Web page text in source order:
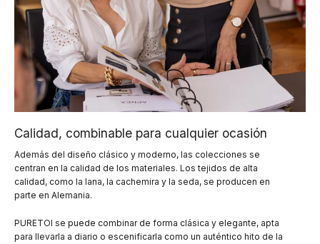
Calidad, combinable para cualquier ocasión
Además del diseño clásico y moderno, las colecciones se
centran en la calidad de los materiales. Los tejidos de alta
calidad, como la lana, la cachemira y la seda, se producen en
parte en Alemania.
PURETOI se puede combinar de forma clásica y elegante, apta
para llevarla a diario o escenificarla como un auténtico hito de la